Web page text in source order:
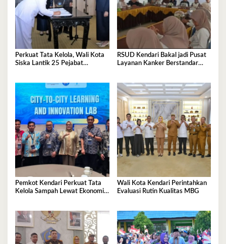
Perkuat Tata Kelola, Wali Kota
Siska Lantik 25 Pejabat
RSUD Kendari Bakal jadi Pusat
Layanan Kanker Berstandar
Pemkot Kendari Perkuat Tata
Kelola Sampah Lewat Ekonomi
Wali Kota Kendari Perintahkan
Evaluasi Rutin Kualitas MBG